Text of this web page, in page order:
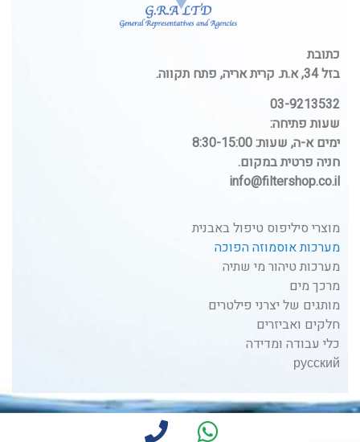
כתובת
בזל 34, א.ת. קרית אריה, פתח תקווה.
03-9213532
שעות פתיחה:
ימים א-ה, שעות: 8:30-15:00
חניה פרטית במקום.
info@filtershop.co.il
מוצרי סיליפוס טיפול באבנית
מערכות אוסמוזה הפוכה
מערכות טיהור מי שתיה
מרכך מים
מותגים של יצרני פילטרים
חלקים ואביזרים
כלי עבודה ומדידה
русский